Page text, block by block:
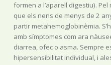
formen a l’aparell digestiu).
que els nens de menys de 2
partir metahemoglobinèmia.
amb símptomes com ara
diarrea, ofec o asma. Sempre
hipersensibilitat individual, i